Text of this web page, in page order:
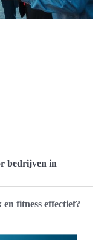
bedrijven in
fitness effectief?